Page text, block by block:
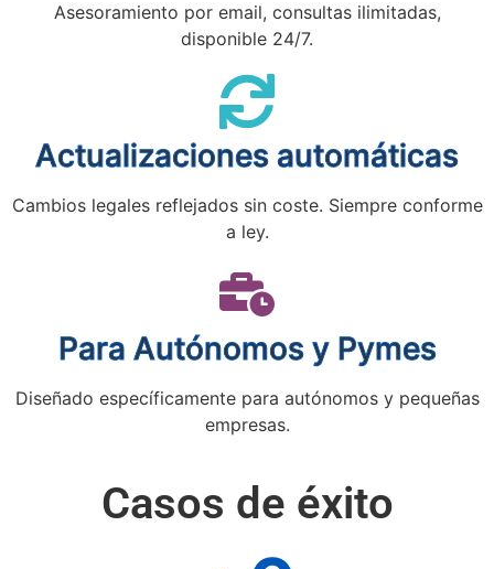
Asesoramiento por email, consultas ilimitadas,
disponible 24/7.
Actualizaciones automáticas
Cambios legales reflejados sin coste. Siempre conforme
a ley.
Para Autónomos y Pymes
Diseñado específicamente para autónomos y pequeñas
empresas.
Casos de éxito